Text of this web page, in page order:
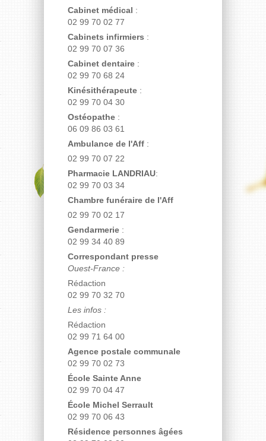
Cabinet médical :
02 99 70 02 77
Cabinets infirmiers :
02 99 70 07 36
Cabinet dentaire :
02 99 70 68 24
Kinésithérapeute :
02 99 70 04 30
Ostéopathe :
06 09 86 03 61
Ambulance de l'Aff :
02 99 70 07 22
Pharmacie LANDRIAU:
02 99 70 03 34
Chambre funéraire de l'Aff
02 99 70 02 17
Gendarmerie :
02 99 34 40 89
Correspondant presse
Ouest-France :
Rédaction
02 99 70 32 70
Les infos :
Rédaction
02 99 71 64 00
Agence postale communale
02 99 70 02 73
École Sainte Anne
02 99 70 04 47
École Michel Serrault
02 99 70 06 43
Résidence personnes âgées